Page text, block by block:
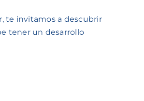
te invitamos a descubrir
tener un desarrollo